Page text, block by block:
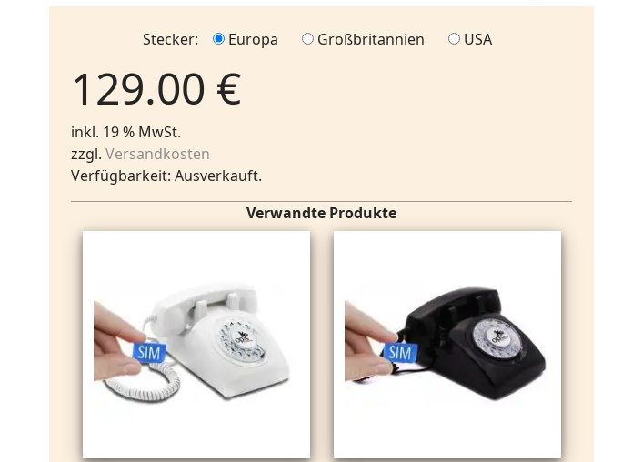
Stecker: Europa Großbritannien USA
129.00 €
inkl. 19 % MwSt.
zzgl. Versandkosten
Verfügbarkeit: Ausverkauft.
Verwandte Produkte